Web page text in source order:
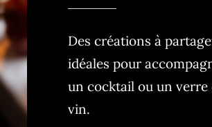
Des créations à
idéales pour
un cocktail ou un verre
vin.